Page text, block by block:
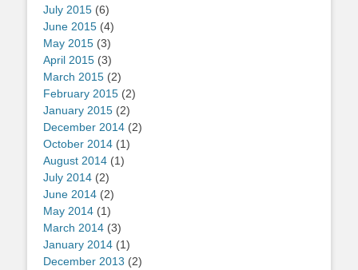
July 2015 (6)
June 2015 (4)
May 2015 (3)
April 2015 (3)
March 2015 (2)
February 2015 (2)
January 2015 (2)
December 2014 (2)
October 2014 (1)
August 2014 (1)
July 2014 (2)
June 2014 (2)
May 2014 (1)
March 2014 (3)
January 2014 (1)
December 2013 (2)